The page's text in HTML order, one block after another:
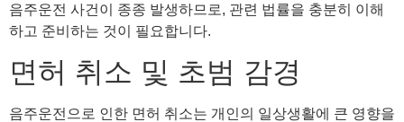
음주운전 사건이 종종 발생하므로, 관련 법률을 충분히 이해
하고 준비하는 것이 필요합니다.
면허 취소 및 초범 감경
음주운전으로 인한 면허 취소는 개인의 일상생활에 큰 영향을